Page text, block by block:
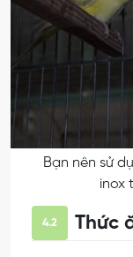
Bạn nên sử
inox
4.2 Thức